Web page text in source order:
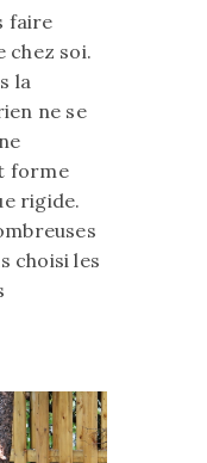
faire
soi.
la
ne se
forme
rigide.
choisi les